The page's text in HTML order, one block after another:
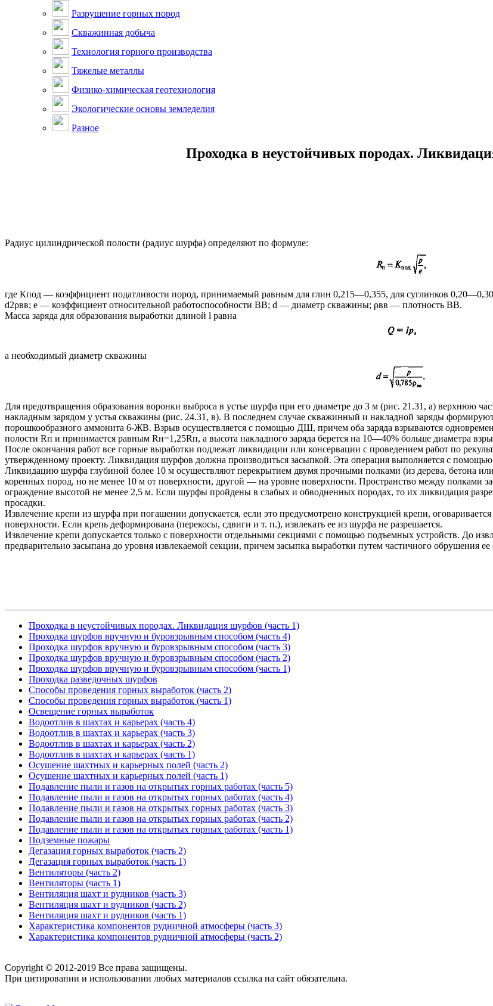
Разрушение горных пород
Скважинная добыча
Технология горного производства
Тяжелые металлы
Физико-химическая геотехнология
Экологические основы земледелия
Разное
Проходка в неустойчивых породах.
Радиус цилиндрической полости (радиус шурфа) определяют по формуле:
где Кпод — коэффициент податливости пород, принимаемый равным для глин 0,215—0,355, для суглинков
d2ρвв; е — коэффициент относительной работоспособности ВВ; d — диаметр скважины; ρвв — плотность ВВ.
Масса заряда для образования выработки длиной l равна
а необходимый диаметр скважины
Для предотвращения образования воронки выброса в устье шурфа при его диаметре до 3 м (рис. 21.31, а) верхнюю
накладным зарядом у устья скважины (рис. 24.31, в). В последнем случае скважинный и накладной заряды
порошкообразного аммонита 6-ЖВ. Взрыв осуществляется с помощью ДШ, причем оба заряда взрываются
полости Rп и принимается равным Rн=1,25Rп, а высота накладного заряда берется на 10—40% больше диаметра
После окончания работ все горные выработки подлежат ликвидации или консервации с проведением работ по
утвержденному проекту. Ликвидация шурфов должна производиться засыпкой. Эта операция выполняется с помощью
Ликвидацию шурфа глубиной более 10 м осуществляют перекрытием двумя прочными полками (из дерева, бетона
коренных пород, но не менее 10 м от поверхности, другой — на уровне поверхности. Пространство между полками
ограждение высотой не менее 2,5 м. Если шурфы пройдены в слабых и обводненных породах, то их ликвидация
просадки.
Извлечение крепи из шурфа при погашении допускается, если это предусмотрено конструкцией крепи,
поверхности. Если крепь деформирована (перекосы, сдвиги и т. п.), извлекать ее из шурфа не разрешается.
Извлечение крепи допускается только с поверхности отдельными секциями с помощью подъемных устройств. До
предварительно засыпана до уровня извлекаемой секции, причем засыпка выработки путем частичного обрушения ее
Проходка в неустойчивых породах. Ликвидация шурфов (часть 1)
Проходка шурфов вручную и буровзрывным способом (часть 4)
Проходка шурфов вручную и буровзрывным способом (часть 3)
Проходка шурфов вручную и буровзрывным способом (часть 2)
Проходка шурфов вручную и буровзрывным способом (часть 1)
Проходка разведочных шурфов
Способы проведения горных выработок (часть 2)
Способы проведения горных выработок (часть 1)
Освещение горных выработок
Водоотлив в шахтах и карьерах (часть 4)
Водоотлив в шахтах и карьерах (часть 3)
Водоотлив в шахтах и карьерах (часть 2)
Водоотлив в шахтах и карьерах (часть 1)
Осушение шахтных и карьерных полей (часть 2)
Осушение шахтных и карьерных полей (часть 1)
Подавление пыли и газов на открытых горных работах (часть 5)
Подавление пыли и газов на открытых горных работах (часть 4)
Подавление пыли и газов на открытых горных работах (часть 3)
Подавление пыли и газов на открытых горных работах (часть 2)
Подавление пыли и газов на открытых горных работах (часть 1)
Подземные пожары
Дегазация горных выработок (часть 2)
Дегазация горных выработок (часть 1)
Вентиляторы (часть 2)
Вентиляторы (часть 1)
Вентиляция шахт и рудников (часть 3)
Вентиляция шахт и рудников (часть 2)
Вентиляция шахт и рудников (часть 1)
Характеристика компонентов рудничной атмосферы (часть 3)
Характеристика компонентов рудничной атмосферы (часть 2)
Copyright © 2012-2019 Все права защищены.
При цитировании и использовании любых материалов ссылка на сайт обязательна.